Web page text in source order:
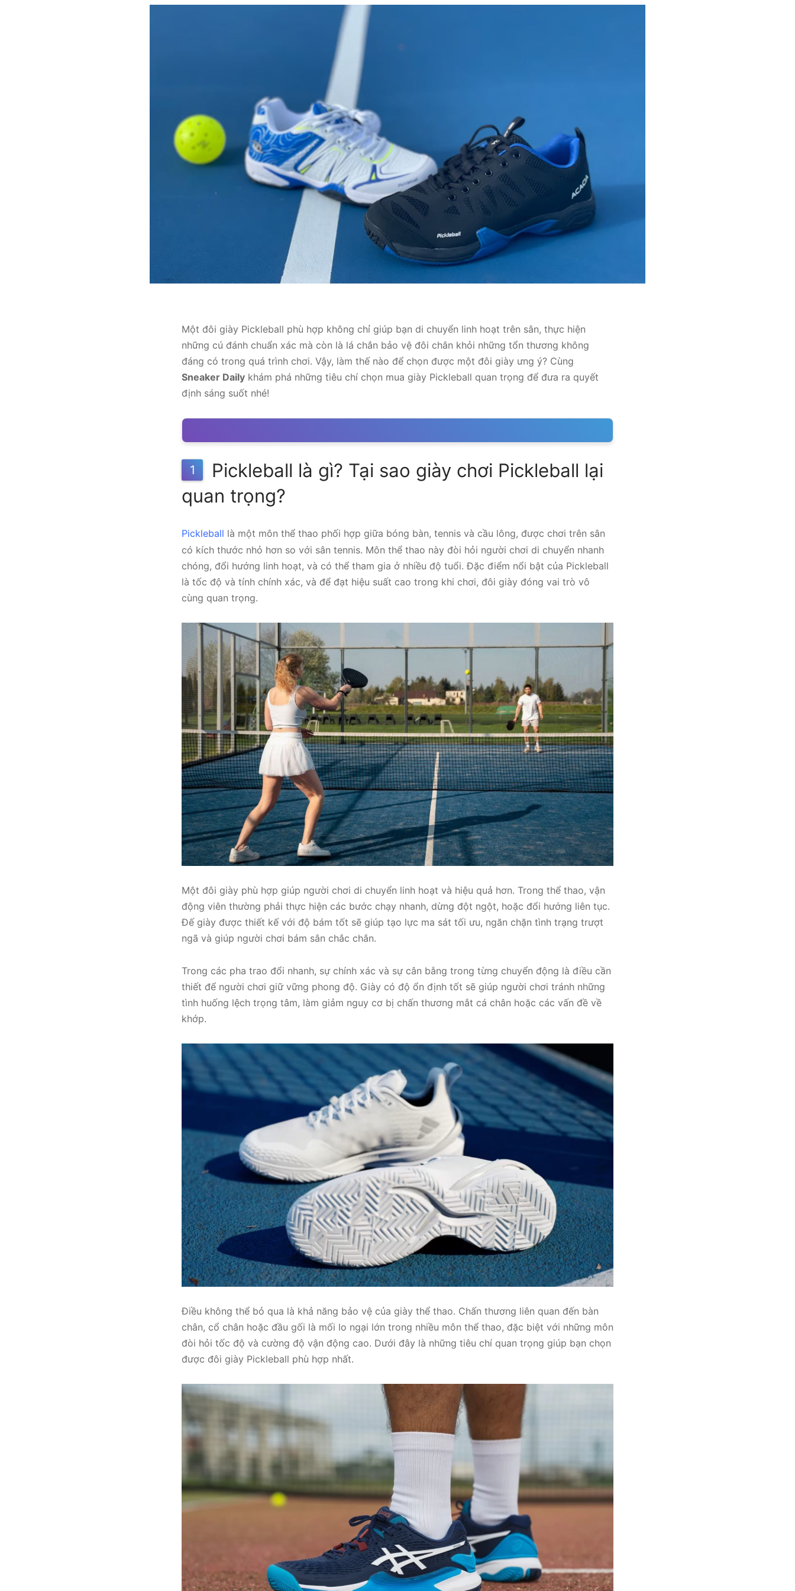
Một đôi giày Pickleball phù hợp không chỉ giúp bạn di chuyển linh hoạt trên sân, thực hiện
những cú đánh chuẩn xác mà còn là lá chắn bảo vệ đôi chân khỏi những tổn thương không
đáng có trong quá trình chơi. Vậy, làm thế nào để chọn được một đôi giày ưng ý? Cùng
Sneaker Daily khám phá những tiêu chí chọn mua giày Pickleball quan trọng để đưa ra quyết
định sáng suốt nhé!
1
Pickleball là gì? Tại sao giày chơi Pickleball lại
quan trọng?
Pickleball là một môn thể thao phối hợp giữa bóng bàn, tennis và cầu lông, được chơi trên sân
có kích thước nhỏ hơn so với sân tennis. Môn thể thao này đòi hỏi người chơi di chuyển nhanh
chóng, đổi hướng linh hoạt, và có thể tham gia ở nhiều độ tuổi. Đặc điểm nổi bật của Pickleball
là tốc độ và tính chính xác, và để đạt hiệu suất cao trong khi chơi, đôi giày đóng vai trò vô
cùng quan trọng.
Một đôi giày phù hợp giúp người chơi di chuyển linh hoạt và hiệu quả hơn. Trong thể thao, vận
động viên thường phải thực hiện các bước chạy nhanh, dừng đột ngột, hoặc đổi hướng liên tục.
Đế giày được thiết kế với độ bám tốt sẽ giúp tạo lực ma sát tối ưu, ngăn chặn tình trạng trượt
ngã và giúp người chơi bám sân chắc chắn.
Trong các pha trao đổi nhanh, sự chính xác và sự cân bằng trong từng chuyển động là điều cần
thiết để người chơi giữ vững phong độ. Giày có độ ổn định tốt sẽ giúp người chơi tránh những
tình huống lệch trọng tâm, làm giảm nguy cơ bị chấn thương mắt cá chân hoặc các vấn đề về
khớp.
Điều không thể bỏ qua là khả năng bảo vệ của giày thể thao. Chấn thương liên quan đến bàn
chân, cổ chân hoặc đầu gối là mối lo ngại lớn trong nhiều môn thể thao, đặc biệt với những môn
đòi hỏi tốc độ và cường độ vận động cao. Dưới đây là những tiêu chí quan trọng giúp bạn chọn
được đôi giày Pickleball phù hợp nhất.